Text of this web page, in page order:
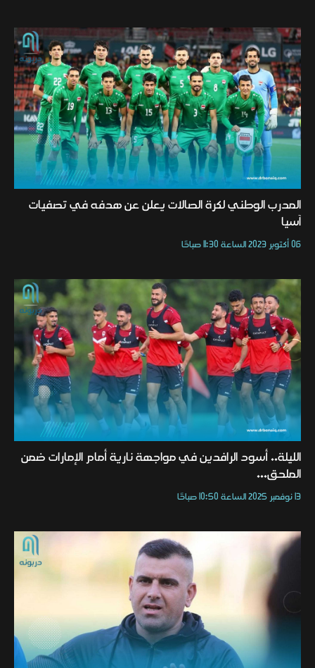
المدرب الوطني لكرة الصالات يعلن عن هدفه في تصفيات
آسيا
06 أكتوبر 2023 الساعة 11:30 صباحًا
الليلة.. أسود الرافدين في مواجهة نارية أمام الإمارات ضمن
الملحق...
13 نوفمبر 2025 الساعة 10:50 صباحًا